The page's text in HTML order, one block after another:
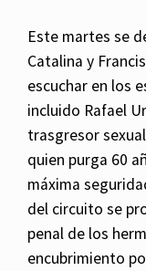
Este martes se
Catalina y
escuchar en los
incluido Rafael
trasgresor
quien purga 60
máxima
del circuito se
penal de los
encubrimiento